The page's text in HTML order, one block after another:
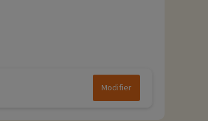
Modifier